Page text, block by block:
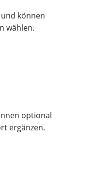
können
wählen.
optional
ergänzen.